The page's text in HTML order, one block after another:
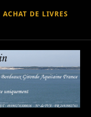
ACHAT DE LIVRES